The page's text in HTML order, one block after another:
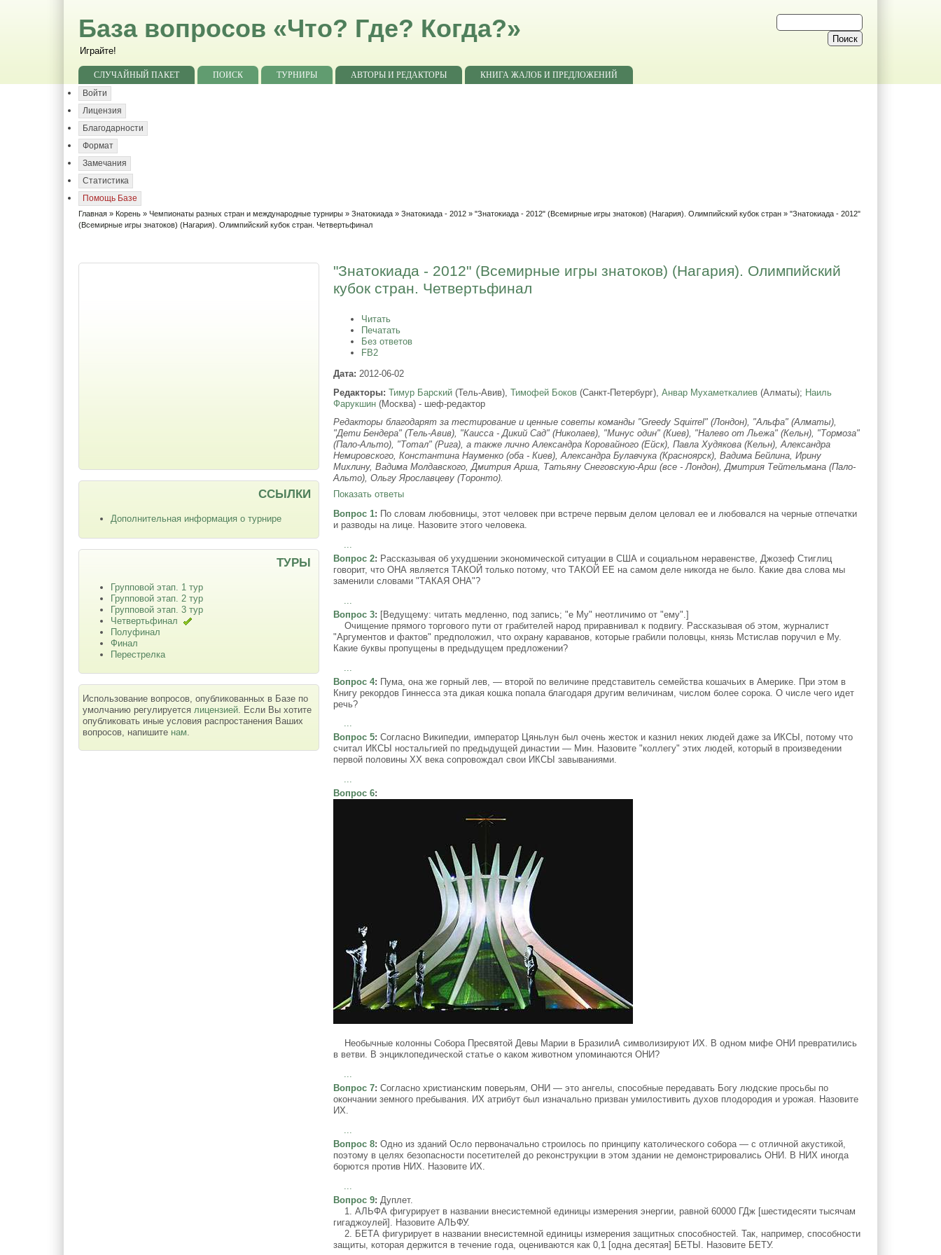
База вопросов «Что? Где? Когда?»
Играйте!
СЛУЧАЙНЫЙ ПАКЕТ ПОИСК ТУРНИРЫ АВТОРЫ И РЕДАКТОРЫ
КНИГА ЖАЛОБ И ПРЕДЛОЖЕНИЙ
Войти
Лицензия
Благодарности
Формат
Замечания
Статистика
Помощь Базе
Главная » Корень »Чемпионаты разных стран и международные турниры »Знатокиада »Знатокиада - 2012 »"Знатокиада - 2012" (Всемирные игры знатоков) (Нагария). Олимпийский кубок стран » "Знатокиада - 2012"
(Всемирные игры знатоков) (Нагария). Олимпийский кубок стран. Четвертьфинал
"Знатокиада - 2012" (Всемирные игры знатоков) (Нагария). Олимпийский
кубок стран. Четвертьфинал
Читать
Печатать
Без ответов
FB2
Дата: 2012-06-02
Редакторы: Тимур Барский (Тель-Авив),Тимофей Боков (Санкт-Петербург),Анвар Мухаметкалиев (Алматы); Наиль
Фарукшин (Москва) - шеф-редактор
Редакторы благодарят за тестирование и ценные советы команды "Greedy Squirrel" (Лондон), "Альфа" (Алматы),
"Дети Бендера" (Тель-Авив), "Каисса - Дикий Сад" (Николаев), "Минус один" (Киев), "Налево от Льежа" (Кельн), "Тормоза"
(Пало-Альто), "Тотал" (Рига), а также лично Александра Коровайного (Ейск), Павла Худякова (Кельн), Александра
Немировского, Константина Науменко (оба - Киев), Александра Булавчука (Красноярск), Вадима Бейлина, Ирину
Михлину, Вадима Молдавского, Дмитрия Арша, Татьяну Снеговскую-Арш (все - Лондон), Дмитрия Тейтельмана (Пало-
Альто), Ольгу Ярославцеву (Торонто).
Показать ответы
Вопрос 1: По словам любовницы, этот человек при встрече первым делом целовал ее и любовался на черные отпечатки
и разводы на лице. Назовите этого человека.
Вопрос 2: Рассказывая об ухудшении экономической ситуации в США и социальном неравенстве, Джозеф Стиглиц
говорит, что ОНА является ТАКОЙ только потому, что ТАКОЙ ЕЕ на самом деле никогда не было. Какие два слова мы
заменили словами "ТАКАЯ ОНА"?
Вопрос 3: [Ведущему: читать медленно, под запись; "е Му" неотличимо от "ему".]
Очищение прямого торгового пути от грабителей народ приравнивал к подвигу. Рассказывая об этом, журналист
"Аргументов и фактов" предположил, что охрану караванов, которые грабили половцы, князь Мстислав поручил е Му.
Какие буквы пропущены в предыдущем предложении?
Вопрос 4: Пума, она же горный лев, — второй по величине представитель семейства кошачьих в Америке. При этом в
Книгу рекордов Гиннесса эта дикая кошка попала благодаря другим величинам, числом более сорока. О числе чего идет
речь?
...
Вопрос 5: Согласно Википедии, император Цяньлун был очень жесток и казнил неких людей даже за ИКСЫ, потому что
считал ИКСЫ ностальгией по предыдущей династии — Мин. Назовите "коллегу" этих людей, который в произведении
первой половины XX века сопровождал свои ИКСЫ завываниями.
...
Вопрос 6:
Необычные колонны Собора Пресвятой Девы Марии в БразилиА символизируют ИХ. В одном мифе ОНИ превратились
в ветви. В энциклопедической статье о каком животном упоминаются ОНИ?
...
Вопрос 7: Согласно христианским поверьям, ОНИ — это ангелы, способные передавать Богу людские просьбы по
окончании земного пребывания. ИХ атрибут был изначально призван умилостивить духов плодородия и урожая. Назовите
ИХ.
Вопрос 8: Одно из зданий Осло первоначально строилось по принципу католического собора — с отличной акустикой,
поэтому в целях безопасности посетителей до реконструкции в этом здании не демонстрировались ОНИ. В НИХ иногда
борются против НИХ. Назовите ИХ.
Вопрос 9: Дуплет.
1. АЛЬФА фигурирует в названии внесистемной единицы измерения энергии, равной 60000 ГДж [шестидесяти тысячам
гигаджоулей]. Назовите АЛЬФУ.
2. БЕТА фигурирует в названии внесистемной единицы измерения защитных способностей. Так, например, способности
защиты, которая держится в течение года, оцениваются как 0,1 [одна десятая] БЕТЫ. Назовите БЕТУ.
ССЫЛКИ
Дополнительная информация о турнире
ТУРЫ
Групповой этап. 1 тур
Групповой этап. 2 тур
Групповой этап. 3 тур
Четвертьфинал
Полуфинал
Финал
Перестрелка
Использование вопросов, опубликованных в Базе по
умолчанию регулируется лицензией . Если Вы хотите
опубликовать иные условия распростанения Ваших
вопросов, напишите нам